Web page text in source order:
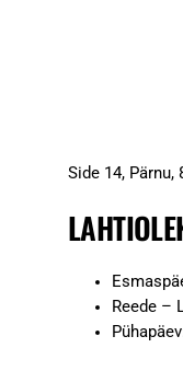
Side 14, Pärnu,
Reede –